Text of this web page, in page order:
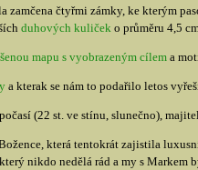
čtyřmi zámky, ke kterým
duhových kuličeko průměru 4,5
mapu s vyobrazeným cílema
a kterak se nám to podařilo letos
(22 st. ve stínu, slunečno),
která tentokrát zajistila
nikdo nedělá rád a my s Markem